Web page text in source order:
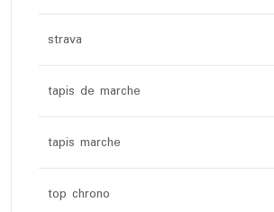
strava
tapis de marche
tapis marche
top chrono